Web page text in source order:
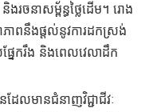
ចនាសម្ព័ន្ធថ្លៃដើម។ រោង
ាពនឹងផ្តល់នូវការដកស្រង់
នែករឹង និងពេលវេលាដឹក
ដែលមានជំនាញវិជ្ជាជីវៈ